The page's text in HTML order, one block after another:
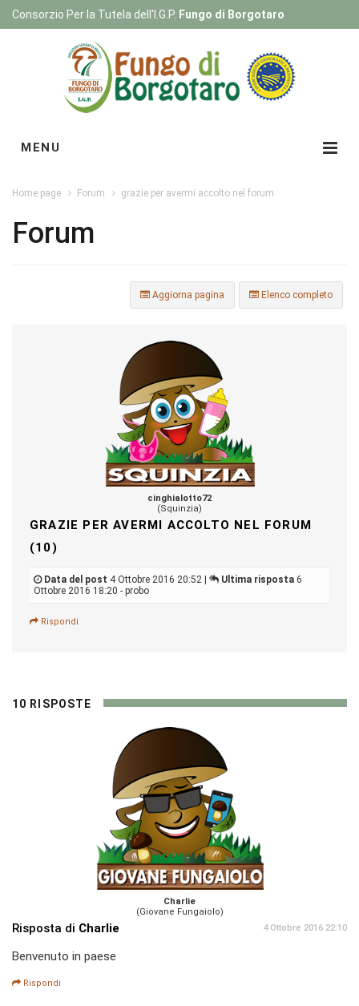
Consorzio Per la Tutela dell'I.G.P. Fungo di Borgotaro
MENU
Home page Forum grazie per avermi accolto nel forum
Forum
Elenco completo
Aggiorna pagina
cinghialotto72
(Squinzia)
GRAZIE PER AVERMI ACCOLTO NEL FORUM
(10)
Data del post 4 Ottobre 2016 20:52 | Ultima risposta 6
Ottobre 2016 18:20 - probo
Rispondi
10 RISPOSTE
Charlie
(Giovane Fungaiolo)
Risposta di Charlie 4 Ottobre 2016 22:10
Benvenuto in paese
Rispondi